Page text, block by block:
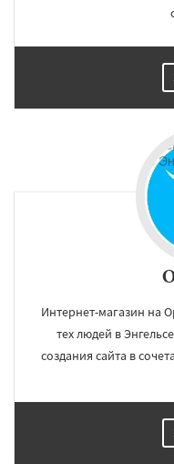
Интернет-магазин на
тех людей в
создания сайта в